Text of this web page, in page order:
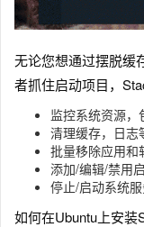
无论您想通过摆脱缓
者抓住启动项目，
监控系统资源，
清理缓存，日志
批量移除应用和
添加/编辑/禁用
停止/启动系统
如何在Ubuntu上安装